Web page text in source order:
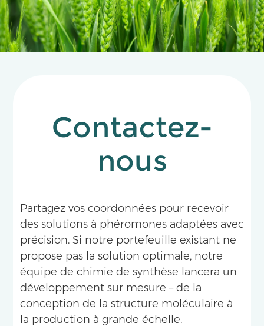
Contactez-
nous
Partagez vos coordonnées pour recevoir
des solutions à phéromones adaptées avec
précision. Si notre portefeuille existant ne
propose pas la solution optimale, notre
équipe de chimie de synthèse lancera un
développement sur mesure – de la
conception de la structure moléculaire à
la production à grande échelle.